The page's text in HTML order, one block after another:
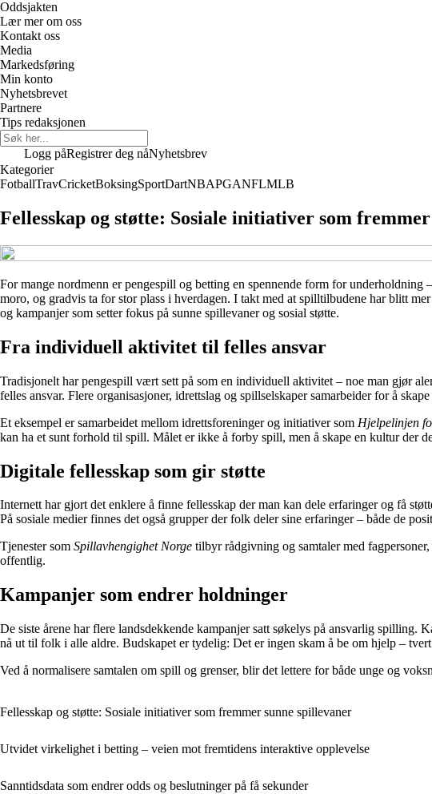
Oddsjakten
Lær mer om oss
Kontakt oss
Media
Markedsføring
Min konto
Nyhetsbrevet
Partnere
Tips redaksjonen
Logg påRegistrer deg nåNyhetsbrev
Kategorier
FotballTravCricketBoksingSportDartNBAPGANFLMLB
Fellesskap og støtte: Sosiale initiativer som
For mange nordmenn er pengespill og betting en spennende form for
moro, og gradvis ta for stor plass i hverdagen. I takt med at spilltilbudene har blitt
og kampanjer som setter fokus på sunne spillevaner og sosial støtte.
Fra individuell aktivitet til felles ansvar
Tradisjonelt har pengespill vært sett på som en individuell aktivitet – noe man gjør
felles ansvar. Flere organisasjoner, idrettslag og spillselskaper samarbeider for å
Et eksempel er samarbeidet mellom idrettsforeninger og initiativer som Hjelpelinjen
kan ha et sunt forhold til spill. Målet er ikke å forby spill, men å skape en kultur der
Digitale fellesskap som gir støtte
Internett har gjort det enklere å finne fellesskap der man kan dele erfaringer og få
På sosiale medier finnes det også grupper der folk deler sine erfaringer – både de
Tjenester som Spillavhengighet Norge tilbyr rådgivning og samtaler med
offentlig.
Kampanjer som endrer holdninger
De siste årene har flere landsdekkende kampanjer satt søkelys på ansvarlig spilling.
nå ut til folk i alle aldre. Budskapet er tydelig: Det er ingen skam å be om hjelp –
Ved å normalisere samtalen om spill og grenser, blir det lettere for både unge og
Fellesskap og støtte: Sosiale initiativer som fremmer sunne spillevaner
Utvidet virkelighet i betting – veien mot fremtidens interaktive opplevelse
Sanntidsdata som endrer odds og beslutninger på få sekunder